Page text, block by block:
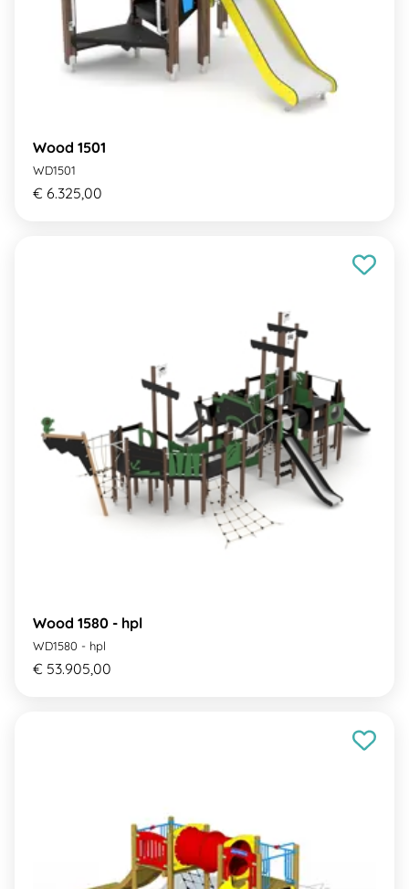
Wood 1501
WD1501
€ 6.325,00
Wood 1580 - hpl
WD1580 - hpl
€ 53.905,00